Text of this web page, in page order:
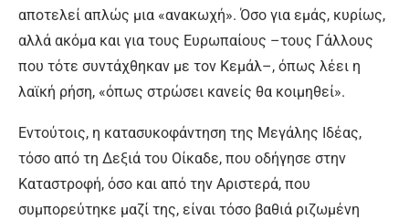
αποτελεί απλώς μια «ανακωχή». Όσο για εμάς, κυρίως,
αλλά ακόμα και για τους Ευρωπαίους –τους Γάλλους
που τότε συντάχθηκαν με τον Κεμάλ–, όπως λέει η
λαϊκή ρήση, «όπως στρώσει κανείς θα κοιμηθεί».
Εντούτοις, η κατασυκοφάντηση της Μεγάλης Ιδέας,
τόσο από τη Δεξιά του Οίκαδε, που οδήγησε στην
Καταστροφή, όσο και από την Αριστερά, που
συμπορεύτηκε μαζί της, είναι τόσο βαθιά ριζωμένη